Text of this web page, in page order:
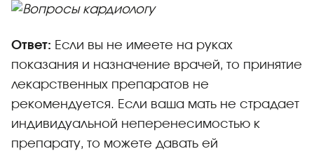
Ответ: Если вы не имеете на руках
показания и назначение врачей, то принятие
лекарственных препаратов не
рекомендуется. Если ваша мать не страдает
индивидуальной неперенесимостью к
препарату, то можете давать ей